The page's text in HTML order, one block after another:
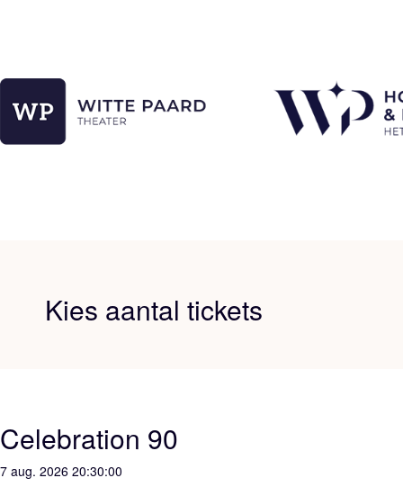
Kies aantal tickets
Celebration 90
7 aug. 2026 20:30:00